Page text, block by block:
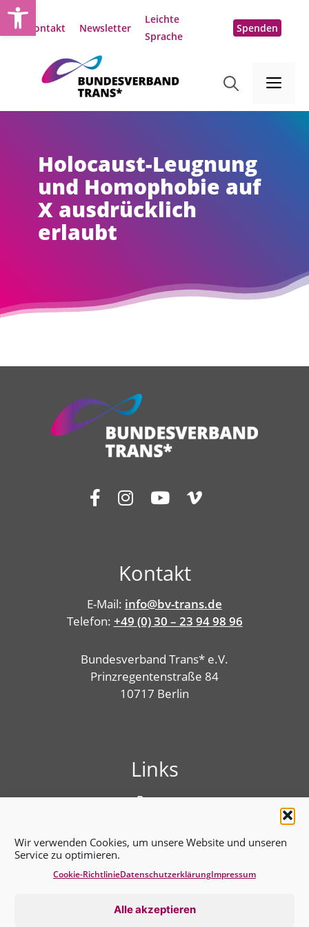
Wir verwenden Cookies, um unsere Website und unseren
Service zu optimieren.
Alle akzeptieren
Cookie-RichtlinieDatenschutz­erklärungImpressum
Zum
Inhalt
Kontakt Newsletter
Leichte
Sprache
Spenden
Holocaust-Leugnung
und Homophobie auf
X ausdrücklich
erlaubt
Kontakt
E-Mail: info@bv-trans.de
Telefon: +49 (0) 30 – 23 94 98 96
Bundesverband Trans* e.V.
Prinzregentenstraße 84
10717 Berlin
Links
Presse
Benutzungshinweise
Erklärung zur Barrierefreiheit
Datenschutz­erklärung